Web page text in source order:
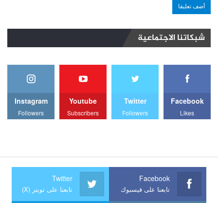
شبكاتنا الاجتماعية
Facebook
Likes
Twitter
Followers
Youtube
Subscribers
Instagram
Followers
Facebook
تابعنا على فيسبوك
Twitter
تابعنا على تويتر (X)